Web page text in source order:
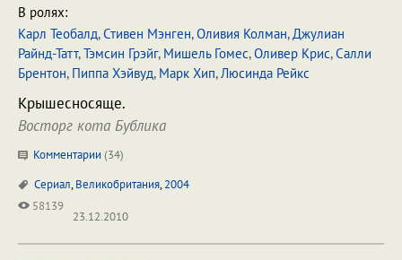
В ролях:
Карл Теобалд,Стивен Мэнген,Оливия Колман,Джулиан
Райнд-Татт,Тэмсин Грэйг, Мишель Гомес,Оливер Крис,Салли
Брентон, Пиппа Хэйвуд, Марк Хип,Люсинда Рейкс
Крышесносяще.
Восторг кота Бублика
Комментарии (34)
Сериал,Великобритания,2004
58139
23.12.2010